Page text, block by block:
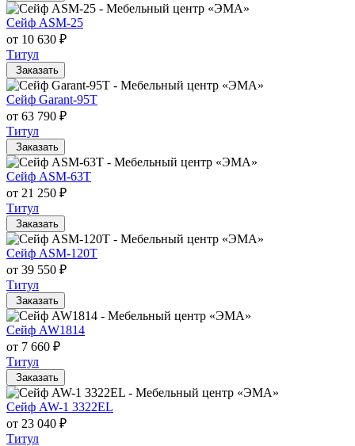
Сейф ASM-25
от 10 630 ₽
Титул
Заказать
Сейф Garant-95T
от 63 790 ₽
Титул
Заказать
Сейф ASM-63T
от 21 250 ₽
Титул
Заказать
Сейф ASM-120T
от 39 550 ₽
Титул
Заказать
Сейф AW1814
от 7 660 ₽
Титул
Заказать
Сейф AW-1 3322EL
от 23 040 ₽
Титул